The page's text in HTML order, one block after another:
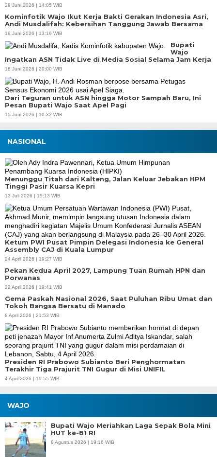
29 Juni 2026 | 14:05 WIB
Kominfotik Wajo Ikut Kerja Bakti Gerakan Indonesia Asri,
Andi Musdalifah: Kebersihan Tanggung Jawab Bersama
19 Juni 2026 | 13:19 WIB
Bupati
Wajo
Ingatkan ASN Tidak Live di Media Sosial Selama Jam Kerja
18 Juni 2026 | 20:00 WIB
Dari Teguran untuk ASN hingga Motor Sampah Baru, Ini
Pesan Bupati Wajo Saat Apel Pagi
15 Juni 2026 | 10:32 WIB
NASIONAL
Menunggu Titah dari Kalteng, Jalan Keluar Jebakan HPM
Tinggi Pasir Kuarsa Kepri
13 Juli 2026 | 15:13 WIB
Ketum PWI Pusat Pimpin Delegasi Indonesia ke General
Assembly CAJ di Kuala Lumpur
24 April 2026 | 19:27 WIB
Pekan Kedua April 2027, Lampung Tuan Rumah HPN dan
Porwanas
22 April 2026 | 19:41 WIB
Gema Paskah Nasional 2026, Saat Puluhan Ribu Umat dan
Tokoh Bangsa Bersatu di Manado
8 April 2026 | 21:53 WIB
Presiden RI Prabowo Subianto Beri Penghormatan
Terakhir Tiga Prajurit TNI Gugur di Misi UNIFIL
4 April 2026 | 19:55 WIB
WAJO
Bupati Wajo Meriahkan Laga Sepak Bola Mini
HUT ke-81 RI
8 Agustus 2026 | 19:16 WIB